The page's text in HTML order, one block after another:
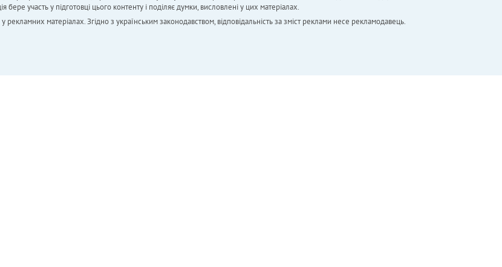
участь у підготовці цього контенту і поділяє думки, висловлені у цих матеріалах.
матеріалах. Згідно з українським законодавством, відповідальність за зміст реклами несе рекламодавець.